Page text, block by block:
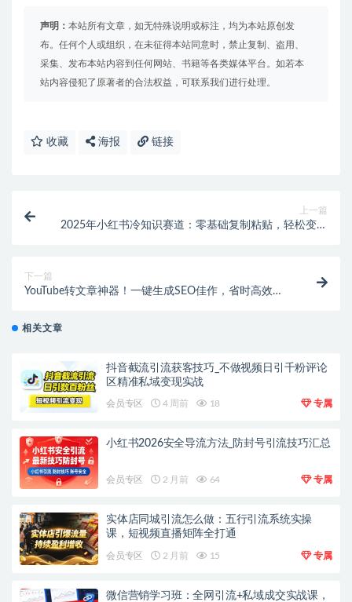
声明： 本站所有文章，如无特殊说明或标注，均为本站原创发
布。任何个人或组织，在未征得本站同意时，禁止复制、盗用、
采集、发布本站内容到任何网站、书籍等各类媒体平台。如若本
站内容侵犯了原著者的合法权益，可联系我们进行处理。
收藏 海报 链接
上一篇
2025年小红书冷知识赛道：零基础复制粘贴，轻松变现
下一篇
YouTube转文章神器！一键生成SEO佳作，省时高效
相关文章
抖音截流引流获客技巧_不做视频日引千粉评论
区精准私域变现实战
会员专区 4 周前 18 专属
小红书2026安全导流方法_防封号引流技巧汇总
会员专区 2 月前 64 专属
实体店同城引流怎么做：五行引流系统实操
课，短视频直播矩阵全打通
会员专区 2 月前 15 专属
微信营销学习班：全网引流+私域成交实战课，